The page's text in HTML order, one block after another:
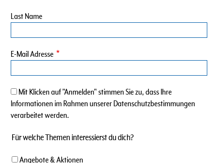
E-Mail Adresse
Last Name
Mit Klicken auf "Anmelden" stimmen Sie zu, dass Ihre
Informationen im Rahmen unserer Datenschutzbestimmungen
verarbeitet werden.
Für welche Themen interessierst du dich?
Angebote & Aktionen